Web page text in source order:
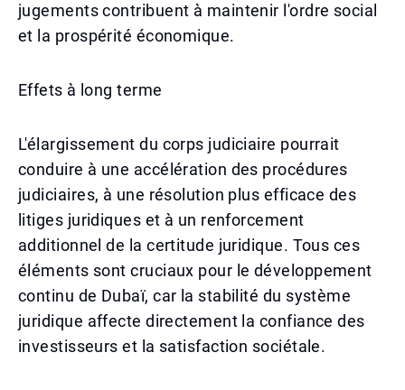
jugements contribuent à maintenir l'ordre social
et la prospérité économique.
Effets à long terme
L'élargissement du corps judiciaire pourrait
conduire à une accélération des procédures
judiciaires, à une résolution plus efficace des
litiges juridiques et à un renforcement
additionnel de la certitude juridique. Tous ces
éléments sont cruciaux pour le développement
continu de Dubaï, car la stabilité du système
juridique affecte directement la confiance des
investisseurs et la satisfaction sociétale.